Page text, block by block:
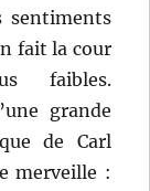
sentiments
fait la cour
faibles.
grande
de Carl
merveille :